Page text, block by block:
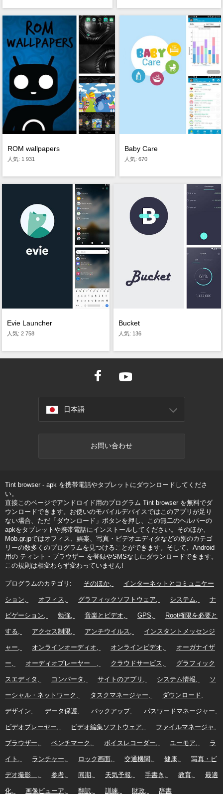
ROM wallpapers
人気: 1 931
Baby Care
人気: 670
Evie Launcher
人気: 2 758
Bucket
人気: 136
日本語
お問い合わせ
Tint browser - apk を携帯電話やタブレットにダウンロードしてくださ
い。
直接このページでアンドロイド用のプログラム Tint browser を無料でダ
ウンロードできます。お使いのモバイルデバイスではこのアプリが足り
ない場合、ただ「ダウンロード」ボタンを押し、この無二のヘルパーの
apkをタブレットや携帯電話にインストールしてください。そのほか、
Mob.gr.jpではオフィス、娯楽、写真・ビデオエディタなどの別のカテゴ
リーの数多くのプログラムを見つけることができます。そして、Android
用の ティント・ブラウザー を登録やSMSなしにダウンロードできます。
この規則は相変わらず変わっていません!
プログラムのカテゴリ: そのほか インターネットとコミュニケー
ション オフィス グラフィックソフトウェア システム ナ
ビゲーション 勉強 音楽とビデオ GPS Root権限を必要と
する アクセス制限 アンチウイルス インスタントメッセンジ
ャー オンラインオーディオ オンラインビデオ オーガナイザ
ー オーディオプレーヤー クラウドサービス グラフィック
スエディタ コンバータ サイトのアプリ システム情報 ソ
ーシャル・ネットワーク タスクマネージャー ダウンロード
デザイン データ保護 バックアップ パスワードマネージャー
ビデオプレーヤー ビデオ編集ソフトウェア ファイルマネージャ
ブラウザー ベンチマーク ボイスレコーダー ユーモア ラ
イト ランチャー ロック画面 交通機関 健康 写真・ビ
デオ撮影 参考 同期 天気予報 手書き 教育 最適
化 画像ビューア 翻訳 訓練 財政 辞書